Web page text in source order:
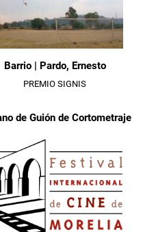
Barrio | Pardo, Ernesto
PREMIO SIGNIS
de Guión de Cortometraje